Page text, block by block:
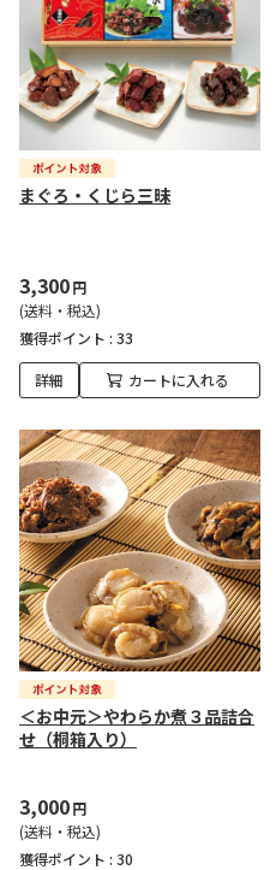
まぐろ・くじら三昧
3,300円
(送料・税込)
獲得ポイント : 33
詳細 カートに入れる
＜お中元＞やわらか煮３品詰合
せ（桐箱入り）
3,000円
(送料・税込)
獲得ポイント : 30